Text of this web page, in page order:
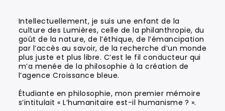
Intellectuellement, je suis une enfant de la
culture des Lumières, celle de la philanthropie, du
goût de la nature, de l’éthique, de l’émancipation
par l’accès au savoir, de la recherche d’un monde
plus juste et plus libre. C’est le fil conducteur qui
m’a menée de la philosophie à la création de
l’agence Croissance bleue.
Étudiante en philosophie, mon premier mémoire
s’intitulait « L’humanitaire est-il humanisme ? ».